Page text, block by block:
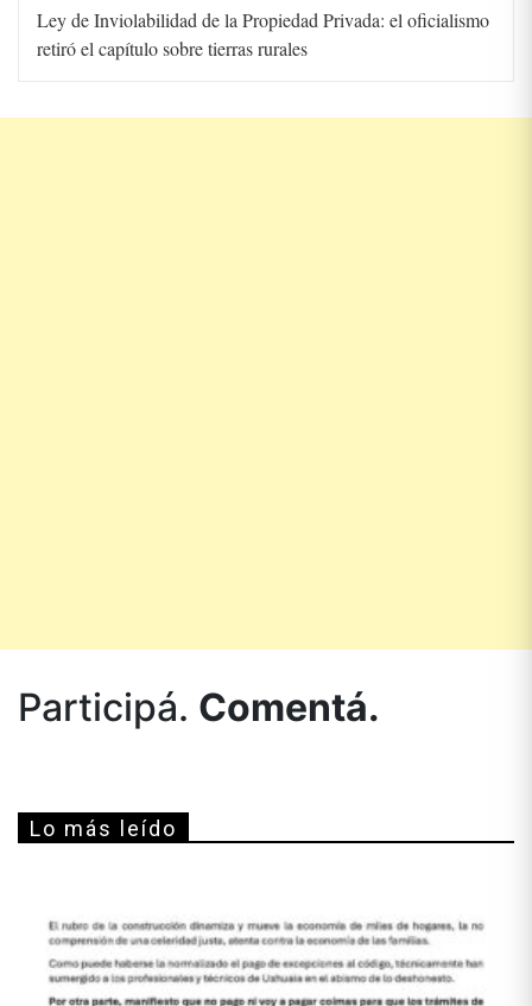
Ley de Inviolabilidad de la Propiedad Privada: el oficialismo
retiró el capítulo sobre tierras rurales
Participá. Comentá.
Lo más leído